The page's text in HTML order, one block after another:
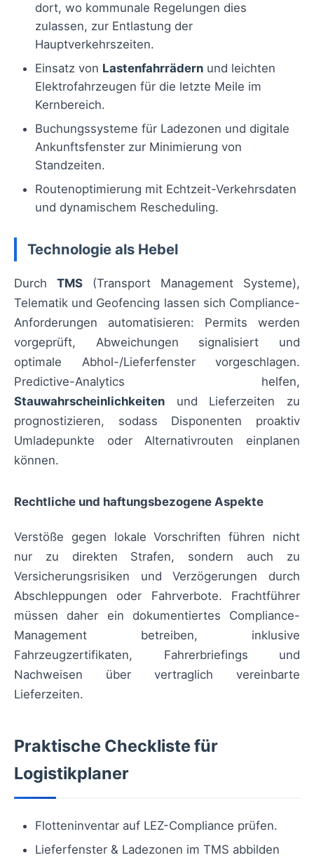
dort, wo kommunale Regelungen dies
zulassen, zur Entlastung der
Hauptverkehrszeiten.
Einsatz von Lastenfahrrädern und leichten
Elektrofahrzeugen für die letzte Meile im
Kernbereich.
Buchungssysteme für Ladezonen und digitale
Ankunftsfenster zur Minimierung von
Standzeiten.
Routenoptimierung mit Echtzeit-Verkehrsdaten
und dynamischem Rescheduling.
Technologie als Hebel
Durch TMS (Transport Management Systeme),
Telematik und Geofencing lassen sich Compliance-
Anforderungen automatisieren: Permits werden
vorgeprüft, Abweichungen signalisiert und
optimale Abhol-/Lieferfenster vorgeschlagen.
Predictive-Analytics helfen,
Stauwahrscheinlichkeiten und Lieferzeiten zu
prognostizieren, sodass Disponenten proaktiv
Umladepunkte oder Alternativrouten einplanen
können.
Rechtliche und haftungsbezogene Aspekte
Verstöße gegen lokale Vorschriften führen nicht
nur zu direkten Strafen, sondern auch zu
Versicherungsrisiken und Verzögerungen durch
Abschleppungen oder Fahrverbote. Frachtführer
müssen daher ein dokumentiertes Compliance-
Management betreiben, inklusive
Fahrzeugzertifikaten, Fahrerbriefings und
Nachweisen über vertraglich vereinbarte
Lieferzeiten.
Praktische Checkliste für
Logistikplaner
Flotteninventar auf LEZ-Compliance prüfen.
Lieferfenster & Ladezonen im TMS abbilden